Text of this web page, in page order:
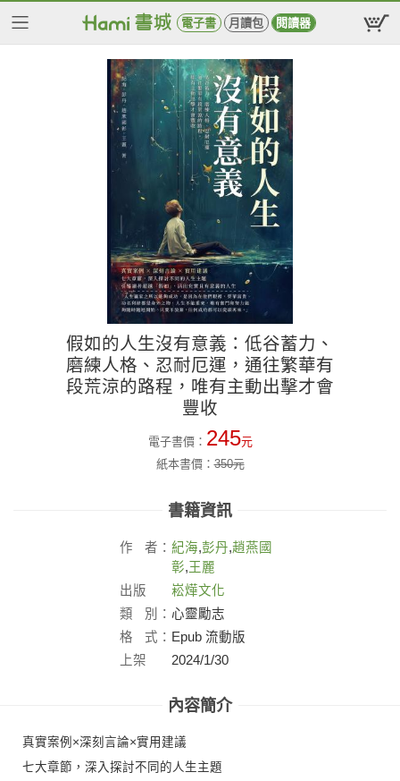
電子書 月讀包 閱讀器
假如的人生沒有意義：低谷蓄力、
磨練人格、忍耐厄運，通往繁華有
段荒涼的路程，唯有主動出擊才會
豐收
電子書價： 245元
紙本書價：350元
書籍資訊
作 者： 紀海,彭丹,趙燕國
彰,王麗
出版
社：
崧燁文化
類
別： 心靈勵志
格
式： Epub 流動版
上架
2024/1/30
內容簡介
真實案例×深刻言論×實用建議
七大章節，深入探討不同的人生主題